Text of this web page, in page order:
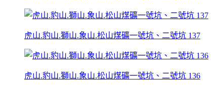
虎山.豹山.獅山.象山.松山煤礦一號坑、二號坑 137
虎山.豹山.獅山.象山.松山煤礦一號坑、二號坑 136